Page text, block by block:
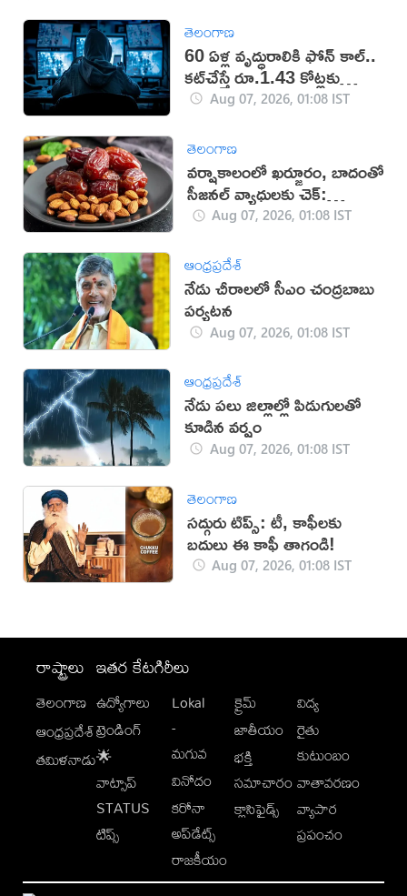
తెలంగాణ
60 ఏళ్ల వృద్ధురాలికి ఫోన్ కాల్..
కట్‌చేస్తే రూ.1.43 కోట్లకు
టోకరాAug 07, 2026, 01:08 IST
తెలంగాణ
వర్షాకాలంలో ఖర్జూరం, బాదంతో
సీజనల్ వ్యాధులకు చెక్:
నిపుణులు
Aug 07, 2026, 01:08 IST
ఆంధ్రప్రదేశ్
నేడు చీరాలలో సీఎం చంద్రబాబు
పర్యటన
Aug 07, 2026, 01:08 IST
ఆంధ్రప్రదేశ్
నేడు పలు జిల్లాల్లో పిడుగులతో
కూడిన వర్షం
Aug 07, 2026, 01:08 IST
తెలంగాణ
సద్గురు టిప్స్: టీ, కాఫీలకు
బదులు ఈ కాఫీ తాగండి!
Aug 07, 2026, 01:08 IST
రాష్ట్రాలు
తెలంగాణ
ఆంధ్రప్రదేశ్
తమిళనాడు
ఇతర కేటగిరీలు
ఉద్యోగాలు
ట్రెండింగ్
🌟
వాట్సాప్
STATUS
టిప్స్
Lokal
-
మగువ
వినోదం
కరోనా
అప్‌డేట్స్
రాజకీయం
క్రైమ్
జాతీయం
భక్తి
సమాచారం
క్లాసిఫైడ్స్
విద్య
రైతు
కుటుంబం
వాతావరణం
వ్యాపార
ప్రపంచం